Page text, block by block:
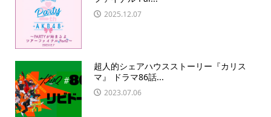
2025.12.07
超人的シェアハウスストーリー『カリス
マ』 ドラマ86話...
2023.07.06